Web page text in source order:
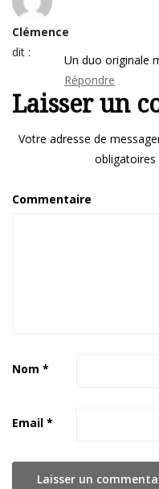
Clémence
dit :
Un duo originale
Répondre
Laisser un
Votre adresse de
obligatoires
Commentaire
Nom *
Email *